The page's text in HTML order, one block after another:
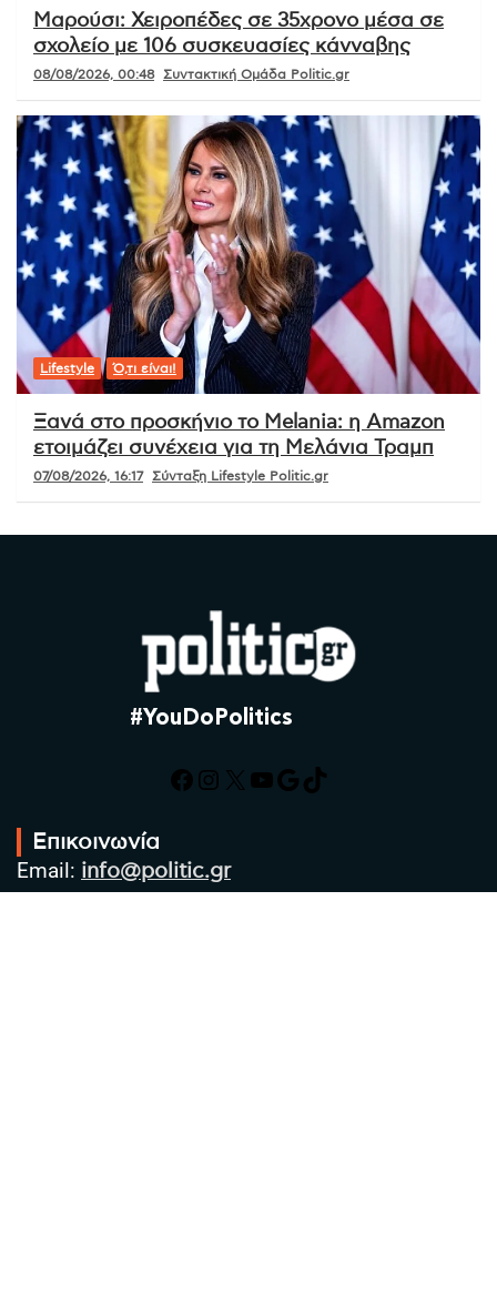
Μαρούσι: Χειροπέδες σε 35χρονο μέσα σε
σχολείο με 106 συσκευασίες κάνναβης
08/08/2026, 00:48 Συντακτική Ομάδα Politic.gr
Lifestyle Ό,τι είναι!
Ξανά στο προσκήνιο το Melania: η Amazon
ετοιμάζει συνέχεια για τη Μελάνια Τραμπ
07/08/2026, 16:17 Σύνταξη Lifestyle Politic.gr
#YouDoPolitics
Facebook
Instagram
X YouTube
Google
TikTok
Επικοινωνία
Email: info@politic.gr
Τηλ: